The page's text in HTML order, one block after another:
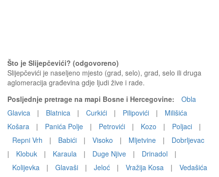
Što je Slijepčevići? (odgovoreno)
Slijepčevići je naseljeno mjesto (grad, selo), grad, selo ili druga
aglomeracija građevina gdje ljudi žive i rade.
Posljednje pretrage na mapi Bosne i Hercegovine:
Obla
Glavica
| Blatnica | Curkići | Pilipovići |
Milišića
Košara
| Panića Polje | Petrovići | Kozo | Poljaci
|
Repni Vrh
| Babići | Visoko | Mljetvine |
Dobrljevac
|
Klobuk | Karaula | Duge Njive | Drinadol
|
Kolijevka
| Glavaši | Jeloć | Vražija Kosa |
Vedašića